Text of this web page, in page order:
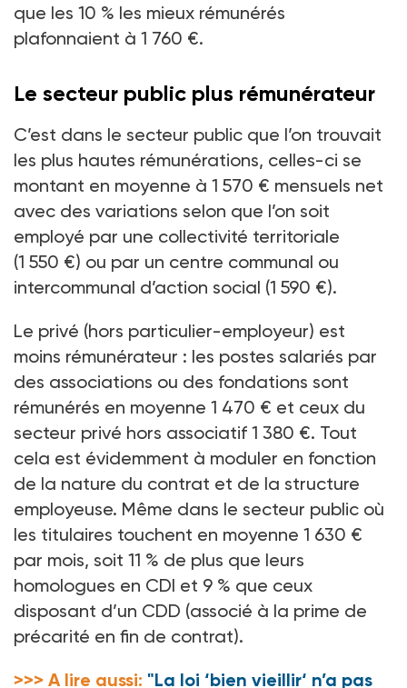
que les 10 % les mieux rémunérés
plafonnaient à 1 760 €.
Le secteur public plus rémunérateur
C’est dans le secteur public que l’on trouvait
les plus hautes rémunérations, celles-ci se
montant en moyenne à 1 570 € mensuels net
avec des variations selon que l’on soit
employé par une collectivité territoriale
(1 550 €) ou par un centre communal ou
intercommunal d’action social (1 590 €).
Le privé (hors particulier-employeur) est
moins rémunérateur : les postes salariés par
des associations ou des fondations sont
rémunérés en moyenne 1 470 € et ceux du
secteur privé hors associatif 1 380 €. Tout
cela est évidemment à moduler en fonction
de la nature du contrat et de la structure
employeuse. Même dans le secteur public où
les titulaires touchent en moyenne 1 630 €
par mois, soit 11 % de plus que leurs
homologues en CDI et 9 % que ceux
disposant d’un CDD (associé à la prime de
précarité en fin de contrat).
>>> A lire aussi: "La loi ‘bien vieillir‘ n’a pas